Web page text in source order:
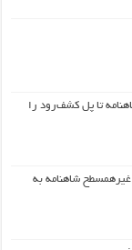
تا پل کشف‌رود را
غیرهمسطح شاهنامه به